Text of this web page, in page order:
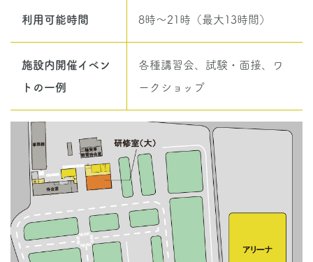
利用可能時間 8時～21時（最大13時間）
施設内開催イベン
トの一例
各種講習会、試験・面接、ワ
ークショップ